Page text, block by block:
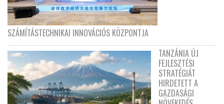
SZÁMÍTÁSTECHNIKAI INNOVÁCIÓS KÖZPONTJA
TANZÁNIA ÚJ
FEJLESZTÉSI
STRATÉGIÁT
HIRDETETT A
GAZDASÁGI